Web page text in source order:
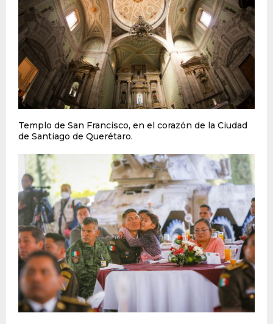
Templo de San Francisco, en el corazón de la Ciudad
de Santiago de Querétaro.